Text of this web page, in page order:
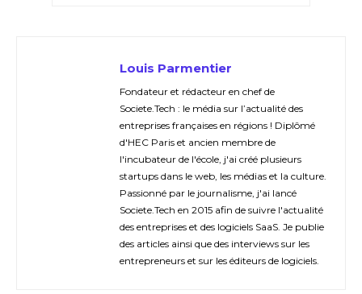
Louis Parmentier
Fondateur et rédacteur en chef de
Societe.Tech : le média sur l’actualité des
entreprises françaises en régions ! Diplômé
d'HEC Paris et ancien membre de
l'incubateur de l'école, j'ai créé plusieurs
startups dans le web, les médias et la culture.
Passionné par le journalisme, j'ai lancé
Societe.Tech en 2015 afin de suivre l'actualité
des entreprises et des logiciels SaaS. Je publie
des articles ainsi que des interviews sur les
entrepreneurs et sur les éditeurs de logiciels.